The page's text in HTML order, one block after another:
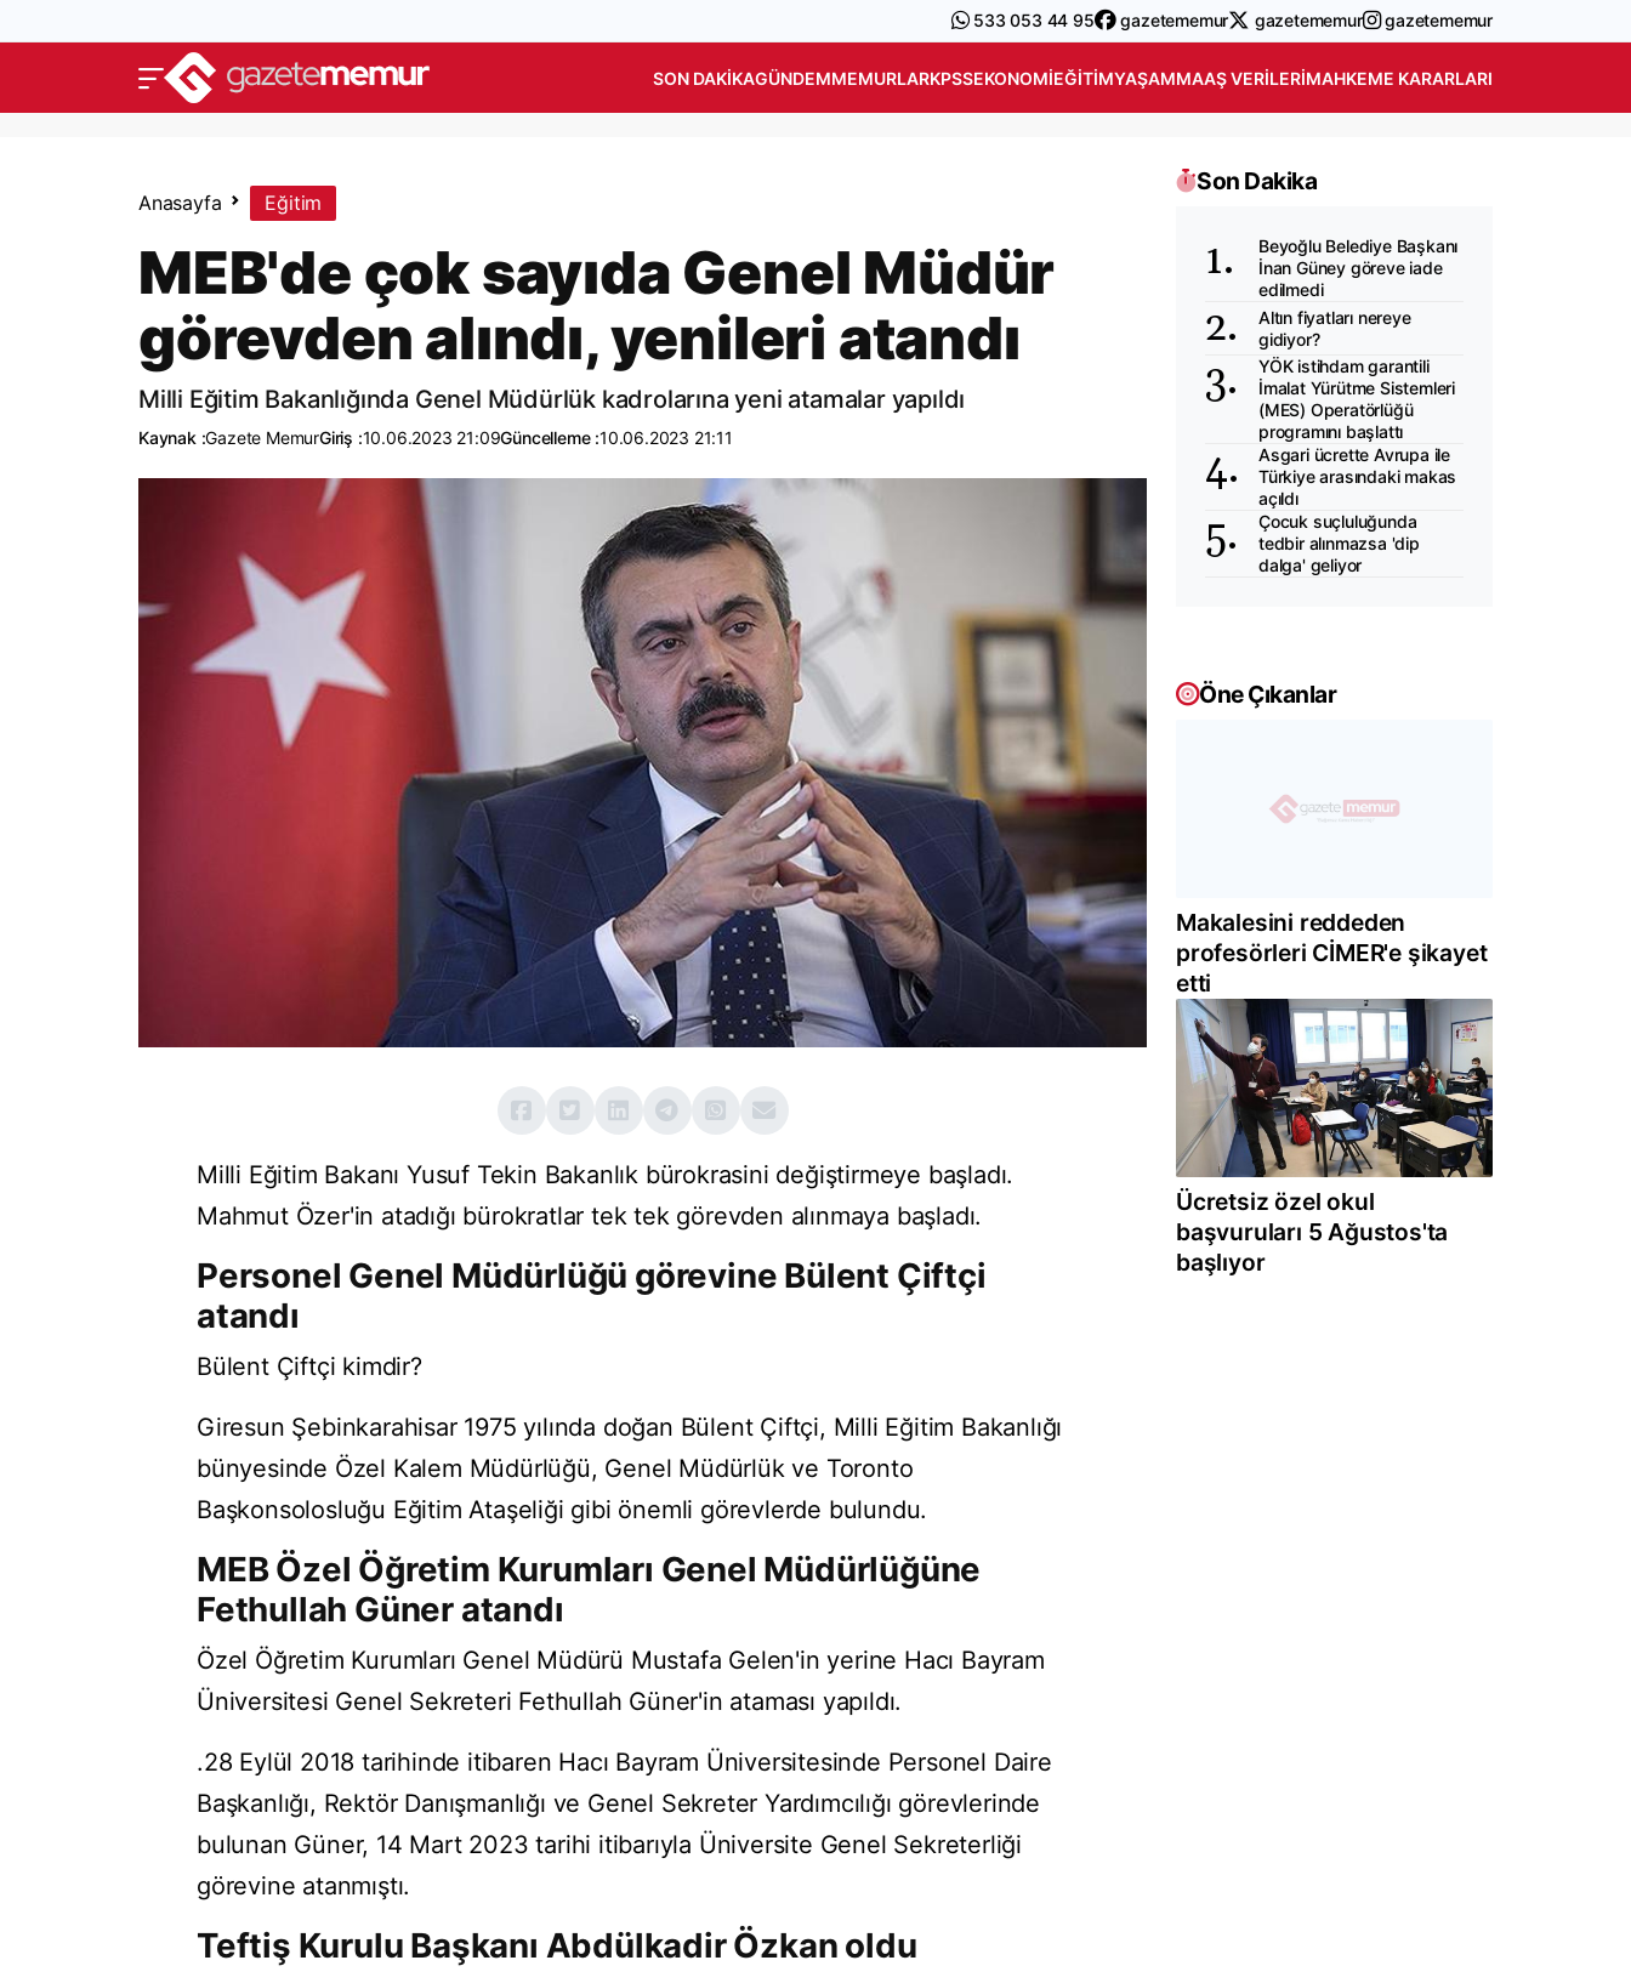
533 053 44 95 gazetememur gazetememur gazetememur
SON DAKIKAGÜNDEMMEMURLARKPSSEKONOMIEĞITIMYAŞAMMAAŞ VERILERIMAHKEME KARARLARI
Anasayfa Eğitim
MEB'de çok sayıda Genel Müdür
görevden alındı, yenileri atandı
Milli Eğitim Bakanlığında Genel Müdürlük kadrolarına yeni atamalar yapıldı
Kaynak :Gazete MemurGiriş :10.06.2023 21:09Güncelleme :10.06.2023 21:11
Milli Eğitim Bakanı Yusuf Tekin Bakanlık bürokrasini değiştirmeye başladı.
Mahmut Özer'in atadığı bürokratlar tek tek görevden alınmaya başladı.
Personel Genel Müdürlüğü görevine Bülent Çiftçi
atandı
Bülent Çiftçi kimdir?
Giresun Şebinkarahisar 1975 yılında doğan Bülent Çiftçi, Milli Eğitim Bakanlığı
bünyesinde Özel Kalem Müdürlüğü, Genel Müdürlük ve Toronto
Başkonsolosluğu Eğitim Ataşeliği gibi önemli görevlerde bulundu.
MEB Özel Öğretim Kurumları Genel Müdürlüğüne
Fethullah Güner atandı
Özel Öğretim Kurumları Genel Müdürü Mustafa Gelen'in yerine Hacı Bayram
Üniversitesi Genel Sekreteri Fethullah Güner'in ataması yapıldı.
.28 Eylül 2018 tarihinde itibaren Hacı Bayram Üniversitesinde Personel Daire
Başkanlığı, Rektör Danışmanlığı ve Genel Sekreter Yardımcılığı görevlerinde
bulunan Güner, 14 Mart 2023 tarihi itibarıyla Üniversite Genel Sekreterliği
görevine atanmıştı.
Teftiş Kurulu Başkanı Abdülkadir Özkan oldu
Son Dakika
Beyoğlu Belediye Başkanı
İnan Güney göreve iade
edilmedi
Altın fiyatları nereye
gidiyor?
YÖK istihdam garantili
İmalat Yürütme Sistemleri
(MES) Operatörlüğü
programını başlattı
Asgari ücrette Avrupa ile
Türkiye arasındaki makas
açıldı
Çocuk suçluluğunda
tedbir alınmazsa 'dip
dalga' geliyor
Öne Çıkanlar
Makalesini reddeden
profesörleri CİMER'e şikayet
etti
Ücretsiz özel okul
başvuruları 5 Ağustos'ta
başlıyor